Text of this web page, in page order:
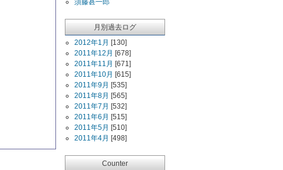
須藤甚一郎
月別過去ログ
2012年1月 [130]
2011年12月 [678]
2011年11月 [671]
2011年10月 [615]
2011年9月 [535]
2011年8月 [565]
2011年7月 [532]
2011年6月 [515]
2011年5月 [510]
2011年4月 [498]
Counter